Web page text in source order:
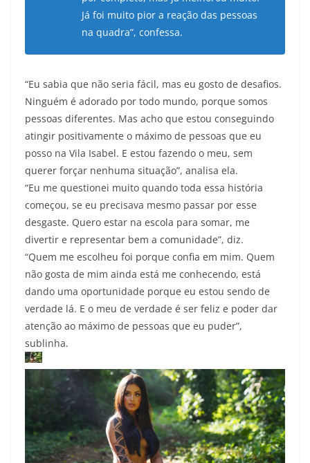
Já foi muito pior a reação das pessoas
na quadra”, confessa.
“Eu sabia que não seria fácil, mas eu gosto de desafios.
Ninguém é adorado por todo mundo, porque somos
pessoas diferentes. Mas acho que estou conseguindo
atingir positivamente o máximo de pessoas que eu
posso na Vila Isabel. E estou fazendo o meu, sem
querer forçar nenhuma situação”, analisa ela.
“Eu me questionei muito quando toda essa história
começou, se eu precisava mesmo passar por esse
desgaste. Quero estar na escola para somar, me
divertir e representar bem a comunidade”, diz.
“Quem me escolheu foi porque confia em mim. Quem
não gosta de mim ainda está me conhecendo, está
dando uma oportunidade porque eu estou sendo de
verdade lá. E o meu de verdade é ser feliz e poder dar
atenção ao máximo de pessoas que eu puder”,
sublinha.